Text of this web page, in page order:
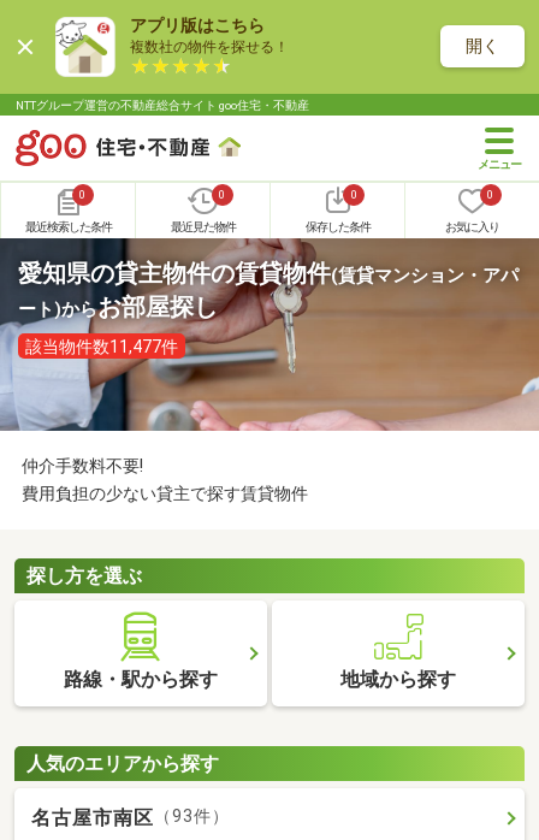
アプリ版はこちら
複数社の物件を探せる！ 開く
NTTグループ運営の不動産総合サイト goo住宅・不動産
0
最近検索した条件
0
最近見た物件
0
保存した条件
0
お気に入り
愛知県の貸主物件の賃貸物件(賃貸マンション・アパ
ート)からお部屋探し
該当物件数11,477件
仲介手数料不要!
費用負担の少ない貸主で探す賃貸物件
探し方を選ぶ
路線・駅から探す 地域から探す
人気のエリアから探す
名古屋市南区 （93件）